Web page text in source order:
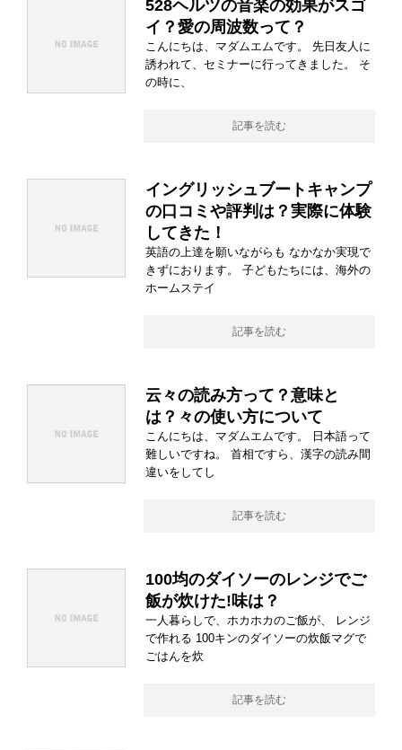
528ヘルツの音楽の効果がスゴ
イ？愛の周波数って？
こんにちは、マダムエムです。 先日友人に
誘われて、セミナーに行ってきました。 そ
の時に、
記事を読む
イングリッシュブートキャンプ
の口コミや評判は？実際に体験
してきた！
英語の上達を願いながらも なかなか実現で
きずにおります。 子どもたちには、海外の
ホームステイ
記事を読む
云々の読み方って？意味と
は？々の使い方について
こんにちは、マダムエムです。 日本語って
難しいですね。 首相ですら、漢字の読み間
違いをしてし
記事を読む
100均のダイソーのレンジでご
飯が炊けた!味は？
一人暮らしで、ホカホカのご飯が、 レンジ
で作れる 100キンのダイソーの炊飯マグで
ごはんを炊
記事を読む